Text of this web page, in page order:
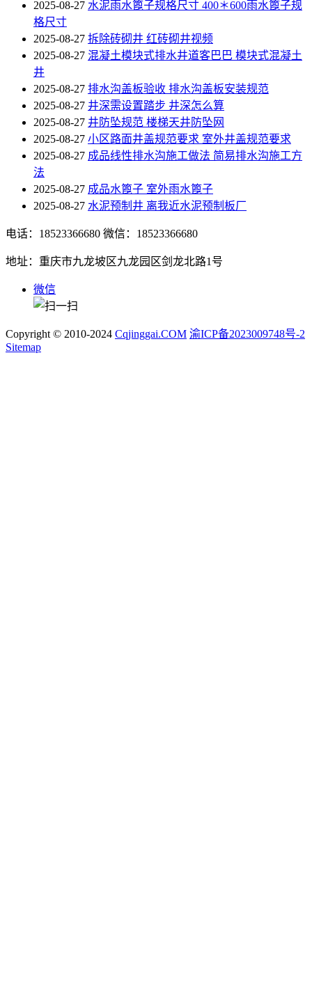
2025-08-27 水泥雨水篦子规格尺寸 400＊600雨水篦子规
格尺寸
2025-08-27 拆除砖砌井 红砖砌井视频
2025-08-27 混凝土模块式排水井道客巴巴 模块式混凝土
井
2025-08-27 排水沟盖板验收 排水沟盖板安装规范
2025-08-27 井深需设置踏步 井深怎么算
2025-08-27 井防坠规范 楼梯天井防坠网
2025-08-27 小区路面井盖规范要求 室外井盖规范要求
2025-08-27 成品线性排水沟施工做法 简易排水沟施工方
法
2025-08-27 成品水篦子 室外雨水篦子
2025-08-27 水泥预制井 离我近水泥预制板厂
电话：18523366680 微信：18523366680
地址：重庆市九龙坡区九龙园区剑龙北路1号
微信
Copyright © 2010-2024 Cqjinggai.COM 渝ICP备2023009748号-2
Sitemap